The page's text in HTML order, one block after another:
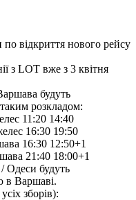
відкриття нового рейсу
з LOT вже з 3 квітня
будуть
розкладом:
11:20 14:40
16:30 19:50
16:30 12:50+1
21:40 18:00+1
Одеси будуть
в Варшаві.
зборів):